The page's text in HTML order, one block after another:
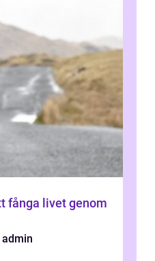
fånga livet genom
admin